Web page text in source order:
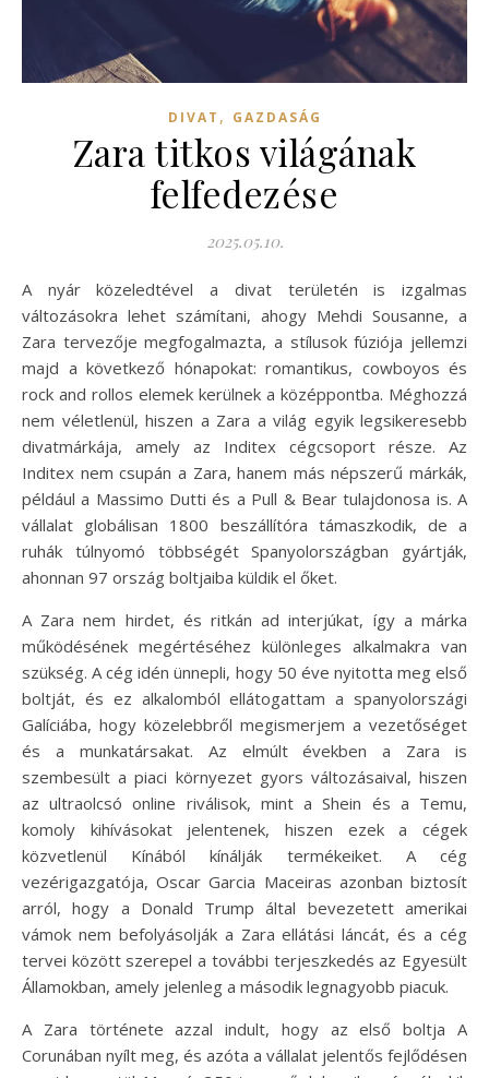
DIVAT , GAZDASÁG
Zara titkos világának
felfedezése
2025.05.10.
A nyár közeledtével a divat területén is izgalmas
változásokra lehet számítani, ahogy Mehdi Sousanne, a
Zara tervezője megfogalmazta, a stílusok fúziója jellemzi
majd a következő hónapokat: romantikus, cowboyos és
rock and rollos elemek kerülnek a középpontba. Méghozzá
nem véletlenül, hiszen a Zara a világ egyik legsikeresebb
divatmárkája, amely az Inditex cégcsoport része. Az
Inditex nem csupán a Zara, hanem más népszerű márkák,
például a Massimo Dutti és a Pull & Bear tulajdonosa is. A
vállalat globálisan 1800 beszállítóra támaszkodik, de a
ruhák túlnyomó többségét Spanyolországban gyártják,
ahonnan 97 ország boltjaiba küldik el őket.
A Zara nem hirdet, és ritkán ad interjúkat, így a márka
működésének megértéséhez különleges alkalmakra van
szükség. A cég idén ünnepli, hogy 50 éve nyitotta meg első
boltját, és ez alkalomból ellátogattam a spanyolországi
Galíciába, hogy közelebbről megismerjem a vezetőséget
és a munkatársakat. Az elmúlt években a Zara is
szembesült a piaci környezet gyors változásaival, hiszen
az ultraolcsó online riválisok, mint a Shein és a Temu,
komoly kihívásokat jelentenek, hiszen ezek a cégek
közvetlenül Kínából kínálják termékeiket. A cég
vezérigazgatója, Oscar Garcia Maceiras azonban biztosít
arról, hogy a Donald Trump által bevezetett amerikai
vámok nem befolyásolják a Zara ellátási láncát, és a cég
tervei között szerepel a további terjeszkedés az Egyesült
Államokban, amely jelenleg a második legnagyobb piacuk.
A Zara története azzal indult, hogy az első boltja A
Corunában nyílt meg, és azóta a vállalat jelentős fejlődésen